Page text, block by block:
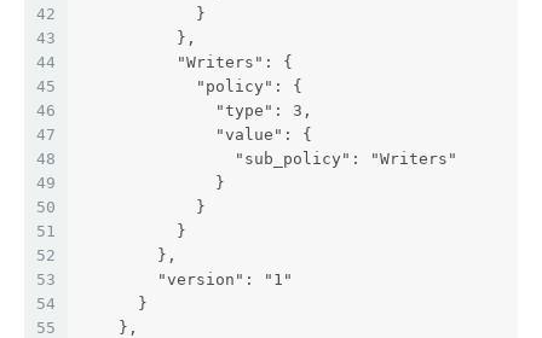
42
43
44
45
46
47
48
49
50
51
52
53
54
55
            }
          },
          "Writers": {
            "policy": {
              "type": 3,
              "value": {
                "sub_policy": "Writers"
              }
            }
          }
        },
        "version": "1"
      }
    },